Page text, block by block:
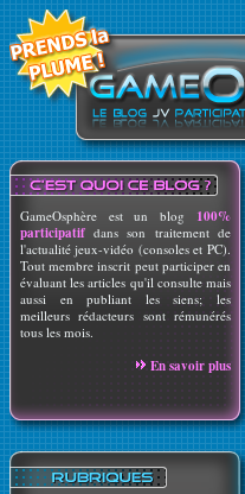
GameOsphère est un blog 100%
participatif dans son traitement de
l'actualité jeux-vidéo (consoles et PC).
Tout membre inscrit peut participer en
évaluant les articles qu'il consulte mais
aussi en publiant les siens; les
meilleurs rédacteurs sont rémunérés
tous les mois.
En savoir plus